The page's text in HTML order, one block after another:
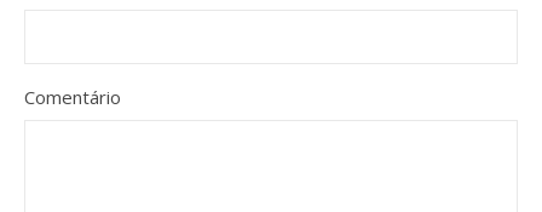
Comentário